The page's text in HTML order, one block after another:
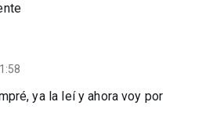
ya la leí y ahora voy por